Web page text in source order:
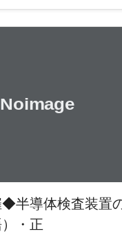
半導体検査装置
・正